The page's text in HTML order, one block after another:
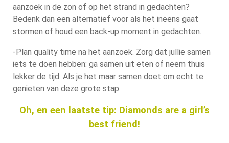
aanzoek in de zon of op het strand in gedachten?
Bedenk dan een alternatief voor als het ineens gaat
stormen of houd een back-up moment in gedachten.
-Plan quality time na het aanzoek. Zorg dat jullie samen
iets te doen hebben: ga samen uit eten of neem thuis
lekker de tijd. Als je het maar samen doet om echt te
genieten van deze grote stap.
Oh, en een laatste tip: Diamonds are a girl’s
best friend!